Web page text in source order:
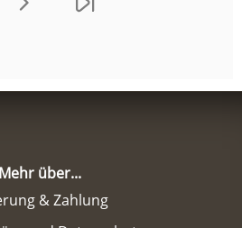
Mehr über...
& Zahlung